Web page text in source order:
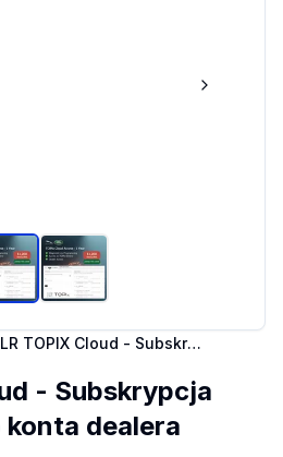
JLR TOPIX Cloud - Subskrypcja internetowego konta dealera
- Subskrypcja
dealera